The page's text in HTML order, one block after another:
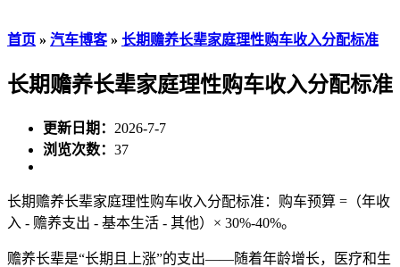
首页 » 汽车博客» 长期赡养长辈家庭理性购车收入分配标准
长期赡养长辈家庭理性购车收入分配标准
更新日期： 2026-7-7
浏览次数： 37
长期赡养长辈家庭理性购车收入分配标准：购车预算 =（年收
入 - 赡养支出 - 基本生活 - 其他）× 30%-40%。
赡养长辈是“长期且上涨”的支出——随着年龄增长，医疗和生